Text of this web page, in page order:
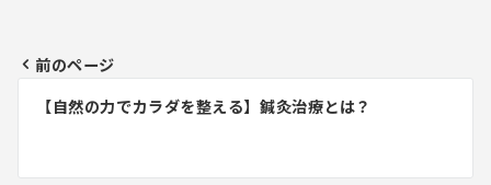
ナ
前のページ
【自然の力でカラダを整える】鍼灸治療とは？